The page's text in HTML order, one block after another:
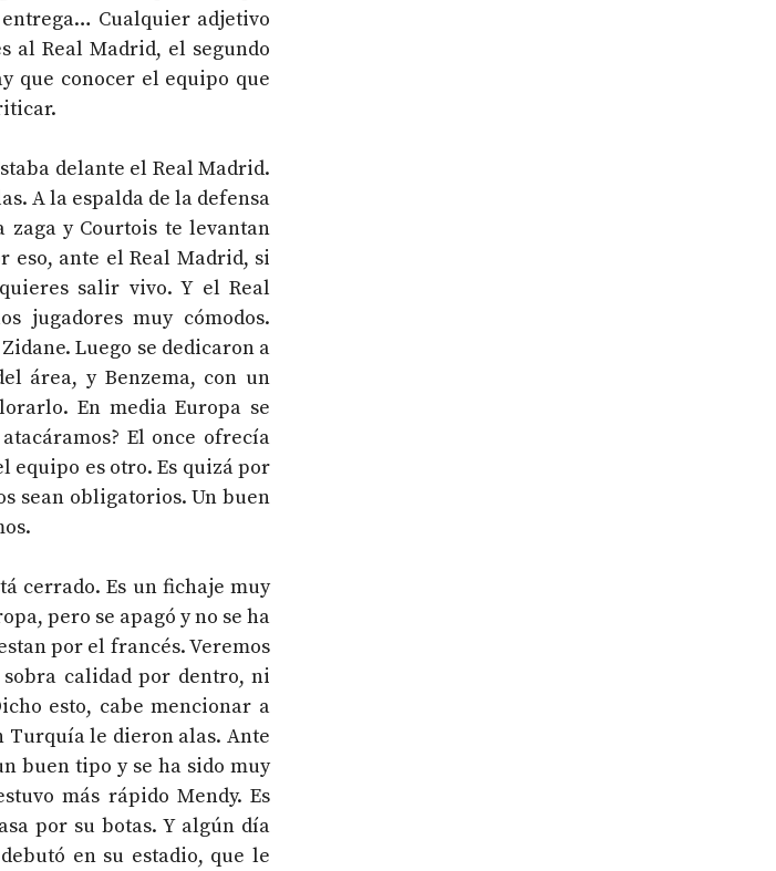
Cualquier adjetivo
al Real Madrid, el segundo
que conocer el equipo que
delante el Real Madrid.
A la espalda de la defensa
zaga y Courtois te levantan
eso, ante el Real Madrid, si
salir vivo. Y el Real
jugadores muy cómodos.
Luego se dedicaron a
área, y Benzema, con un
En media Europa se
El once ofrecía
equipo es otro. Es quizá por
sean obligatorios. Un buen
cerrado. Es un fichaje muy
pero se apagó y no se ha
por el francés. Veremos
calidad por dentro, ni
esto, cabe mencionar a
Turquía le dieron alas. Ante
buen tipo y se ha sido muy
más rápido Mendy. Es
por su botas. Y algún día
en su estadio, que le